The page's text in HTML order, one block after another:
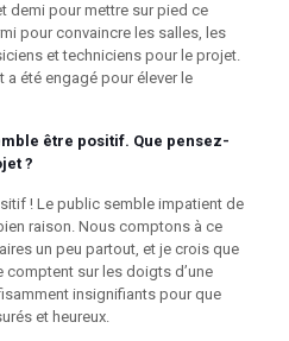
demi pour mettre sur pied ce
pour convaincre les salles, les
et techniciens pour le projet.
a été engagé pour élever le
être positif. Que pensez-
?
! Le public semble impatient de
raison. Nous comptons à ce
un peu partout, et je crois que
comptent sur les doigts d’une
insignifiants pour que
et heureux.